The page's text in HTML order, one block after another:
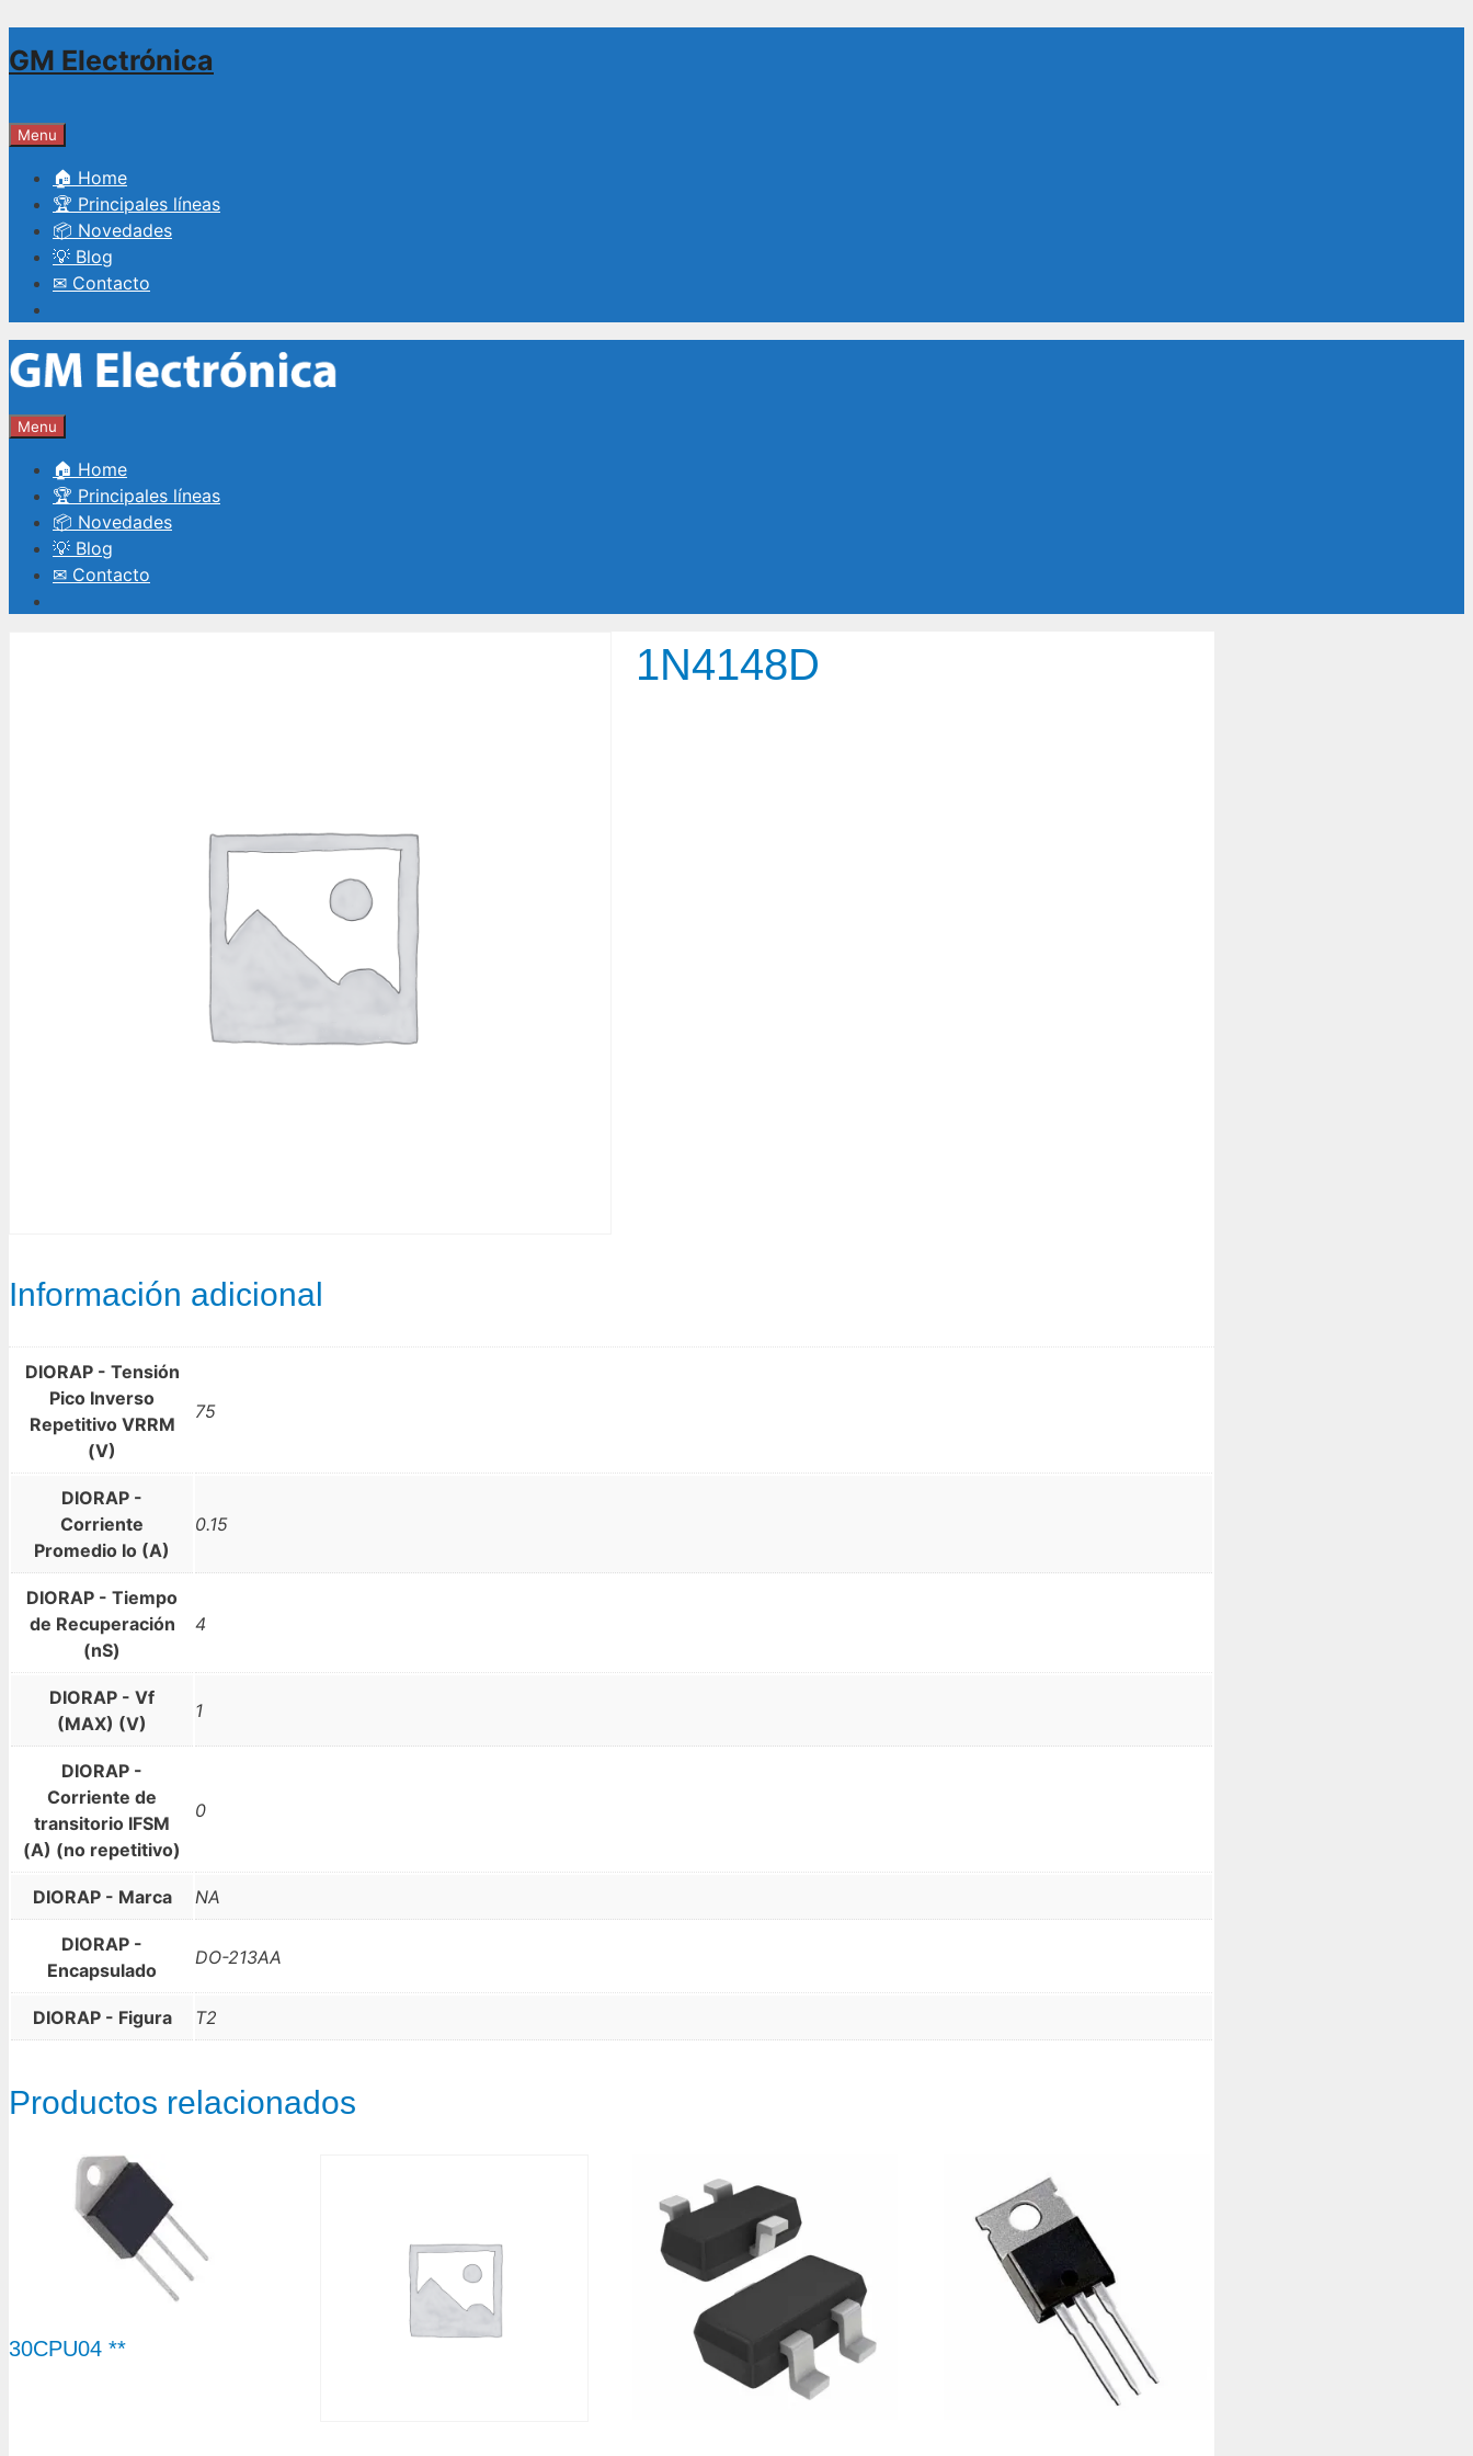
al
GM Electrónica
Menu
🏠 Home
🏆 Principales líneas
📦 Novedades
💡 Blog
✉ Contacto
Menu
🏠 Home
🏆 Principales líneas
📦 Novedades
💡 Blog
✉ Contacto
1N4148D
Información adicional
DIORAP - Tensión
Pico Inverso
Repetitivo VRRM
(V)
75
DIORAP -
Corriente
Promedio Io (A)
0.15
DIORAP - Tiempo
de Recuperación
(nS)
4
DIORAP - Vf
(MAX) (V)
1
DIORAP -
Corriente de
transitorio IFSM
(A) (no repetitivo)
0
DIORAP - Marca NA
DIORAP -
Encapsulado
DO-213AA
DIORAP - Figura T2
Productos relacionados
30CPU04 **